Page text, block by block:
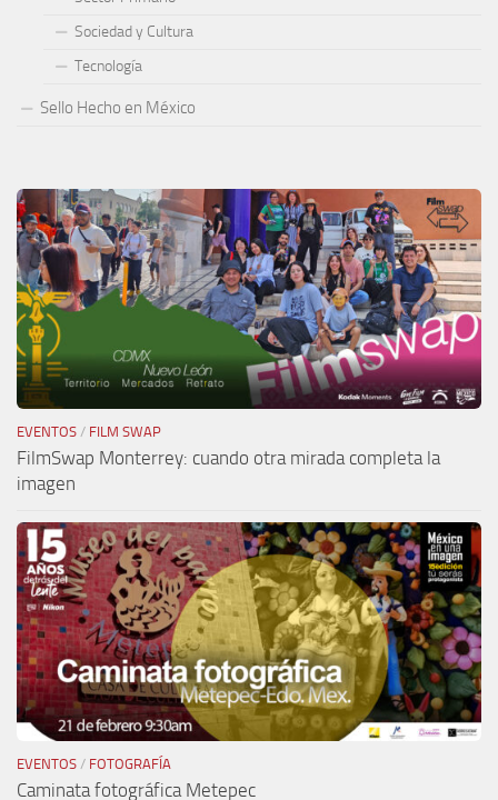
Sociedad y Cultura
Tecnología
Sello Hecho en México
EVENTOS / FILM SWAP
FilmSwap Monterrey: cuando otra mirada completa la
imagen
EVENTOS / FOTOGRAFÍA
Caminata fotográfica Metepec